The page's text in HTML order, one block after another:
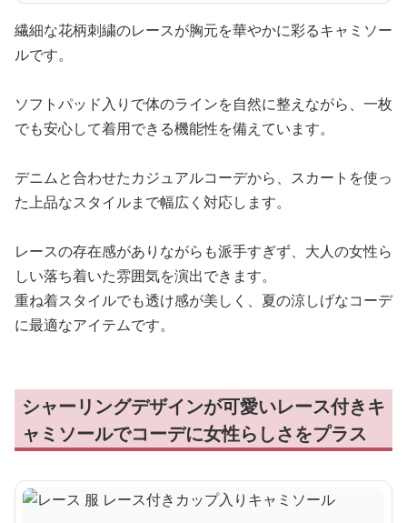
繊細な花柄刺繍のレースが胸元を華やかに彩るキャミソー
ルです。
ソフトパッド入りで体のラインを自然に整えながら、一枚
でも安心して着用できる機能性を備えています。
デニムと合わせたカジュアルコーデから、スカートを使っ
た上品なスタイルまで幅広く対応します。
レースの存在感がありながらも派手すぎず、大人の女性ら
しい落ち着いた雰囲気を演出できます。
重ね着スタイルでも透け感が美しく、夏の涼しげなコーデ
に最適なアイテムです。
シャーリングデザインが可愛いレース付きキ
ャミソールでコーデに女性らしさをプラス